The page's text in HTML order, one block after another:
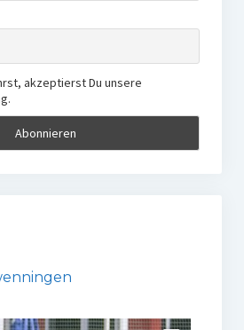
akzeptierst Du unsere